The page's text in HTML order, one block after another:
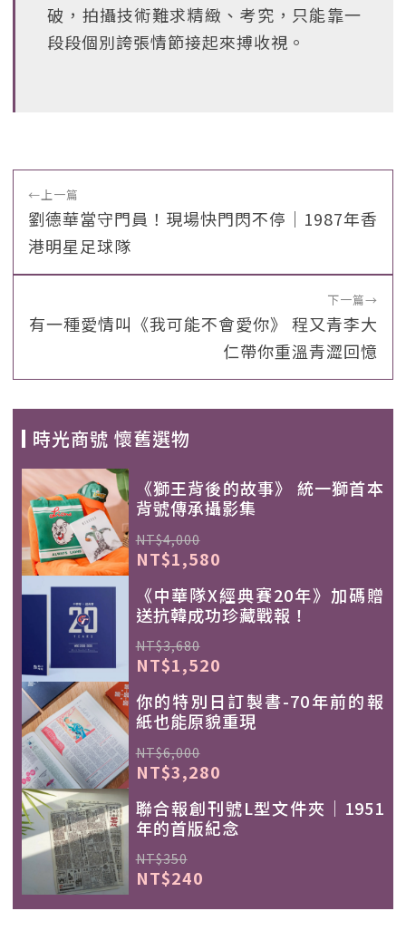
破，拍攝技術難求精緻、考究，只能靠一
段段個別誇張情節接起來搏收視。
←上一篇
劉德華當守門員！現場快門閃不停｜1987年香
港明星足球隊
下一篇→
有一種愛情叫《我可能不會愛你》 程又青李大
仁帶你重溫青澀回憶
時光商號 懷舊選物
《獅王背後的故事》 統一獅首本
背號傳承攝影集
NT$4,000
NT$1,580
《中華隊X經典賽20年》加碼贈
送抗韓成功珍藏戰報！
NT$3,680
NT$1,520
你的特別日訂製書-70年前的報
紙也能原貌重現
NT$6,000
NT$3,280
聯合報創刊號L型文件夾｜1951
年的首版紀念
NT$350
NT$240